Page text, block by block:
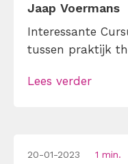
Jaap Voermans
Interessante
tussen praktijk
Lees verder
20-01-2023 1 min.